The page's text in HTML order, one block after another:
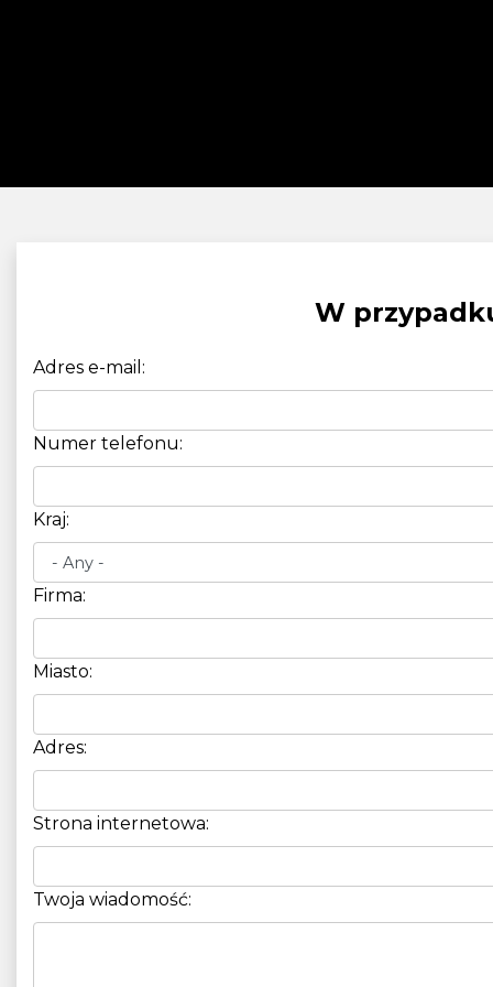
W
Adres e-mail:
Numer telefonu:
Kraj:
Firma:
Miasto:
Adres:
Strona internetowa:
Twoja wiadomość: